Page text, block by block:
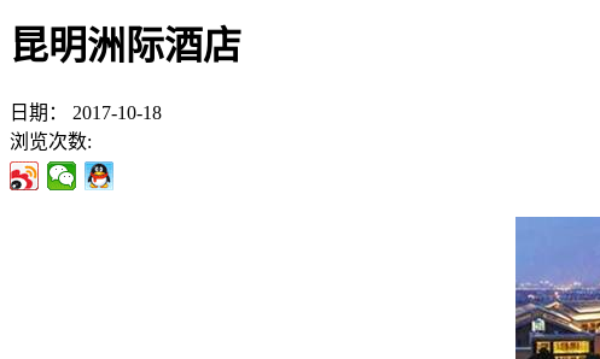
昆明洲际酒店
日期：
2017-10-18
浏览次数: